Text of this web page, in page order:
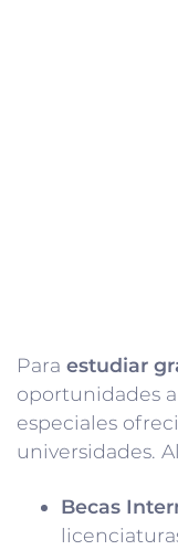
Para estudiar
oportunidades
especiales
universidades.
Becas